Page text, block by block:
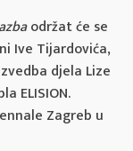
održat će se
Ive Tijardovića,
djela Lize
ELISION.
Zagreb u